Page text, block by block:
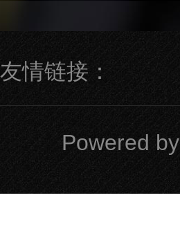
友情链接：
Powered by